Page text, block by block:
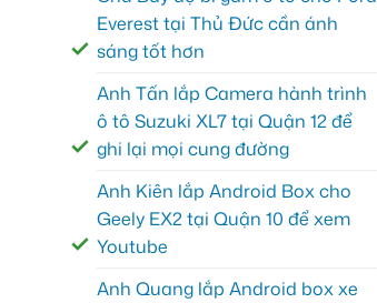
Everest tại Thủ Đức cần ánh
sáng tốt hơn
Anh Tấn lắp Camera hành trình
ô tô Suzuki XL7 tại Quận 12 để
ghi lại mọi cung đường
Anh Kiên lắp Android Box cho
Geely EX2 tại Quận 10 để xem
Youtube
Anh Quang lắp Android box xe